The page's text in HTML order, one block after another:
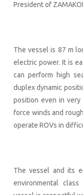
President of
The vessel is 87 m
electric power. It is
can perform high
duplex dynamic
position even in very
force winds and
operate ROVs in
The vessel and its
environmental class